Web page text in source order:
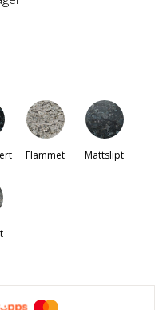
Flammet Mattslipt